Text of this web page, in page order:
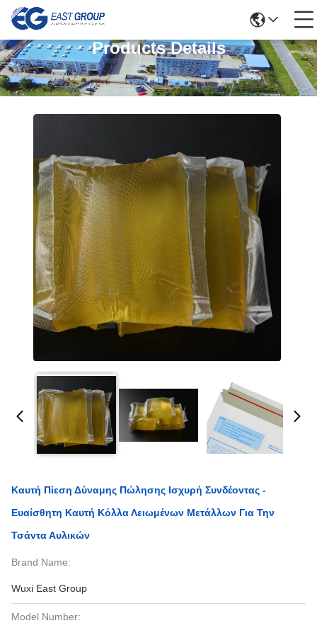
Products Details
Καυτή Πίεση Δύναμης Πώλησης Ισχυρή Συνδέοντας -
Ευαίσθητη Καυτή Κόλλα Λειωμένων Μετάλλων Για Την
Τσάντα Αυλικών
Brand Name:
Wuxi East Group
Model Number: